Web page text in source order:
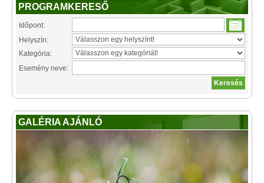
PROGRAMKERESŐ
Időpont:
Helyszín:
Kategória:
Esemény neve:
GALÉRIA AJÁNLÓ